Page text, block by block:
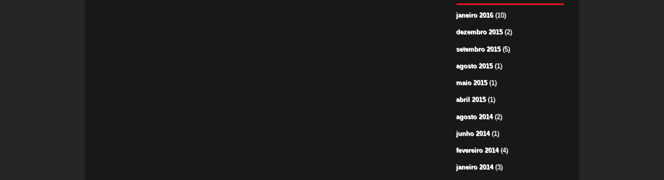
janeiro 2016(10)
dezembro 2015(2)
setembro 2015(5)
agosto 2015(1)
maio 2015(1)
abril 2015(1)
agosto 2014(2)
junho 2014(1)
fevereiro 2014(4)
janeiro 2014(3)